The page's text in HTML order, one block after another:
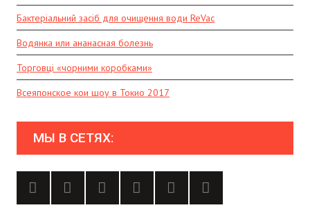
Бактеріальний засіб для очищення води ReVac
Водянка или ананасная болезнь
Торговці «чорними коробками»
Всеяпонское кои шоу в Токио 2017
МЫ В СЕТЯХ: